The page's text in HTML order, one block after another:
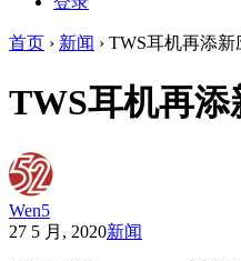
首页 › 新闻 › TWS耳机再添
TWS耳机再
Wen5
27 5 月, 2020新闻